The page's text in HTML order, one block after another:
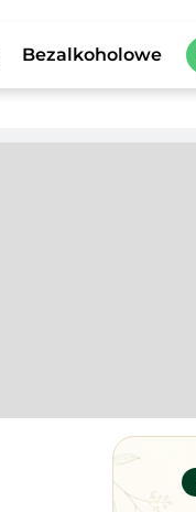
Bezalkoholowe